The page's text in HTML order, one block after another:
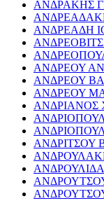
ΑΝΔΡΑΚΗΣ
ΑΝΔΡΕΑΔΗ
ΑΝΔΡΕΟΥ
ΑΝΔΡΕΟΥ
ΑΝΔΡΕΟΥ
ΑΝΔΡΙΑΝΟΣ
ΑΝΔΡΙΤΣΟΥ